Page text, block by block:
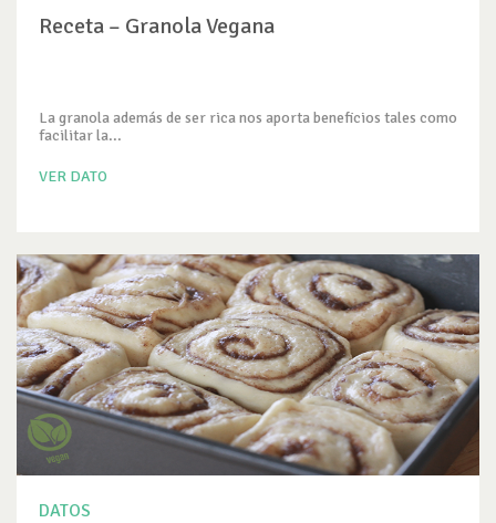
Receta – Granola Vegana
La granola además de ser rica nos aporta beneficios tales como
facilitar la...
VER DATO
DATOS